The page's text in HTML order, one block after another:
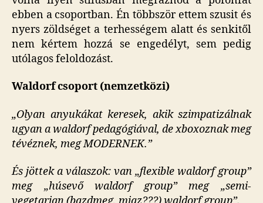
ebben a csoportban. Én többször ettem szusit és
nyers zöldséget a terhességem alatt és senkitől
nem kértem hozzá se engedélyt, sem pedig
utólagos feloldozást.
Waldorf csoport (nemzetközi)
„Olyan anyukákat keresek, akik szimpatizálnak
ugyan a waldorf pedagógiával, de xboxoznak meg
tévéznek, meg MODERNEK.”
És jöttek a válaszok: van „flexible waldorf group”
meg „húsevő waldorf group” meg „semi-